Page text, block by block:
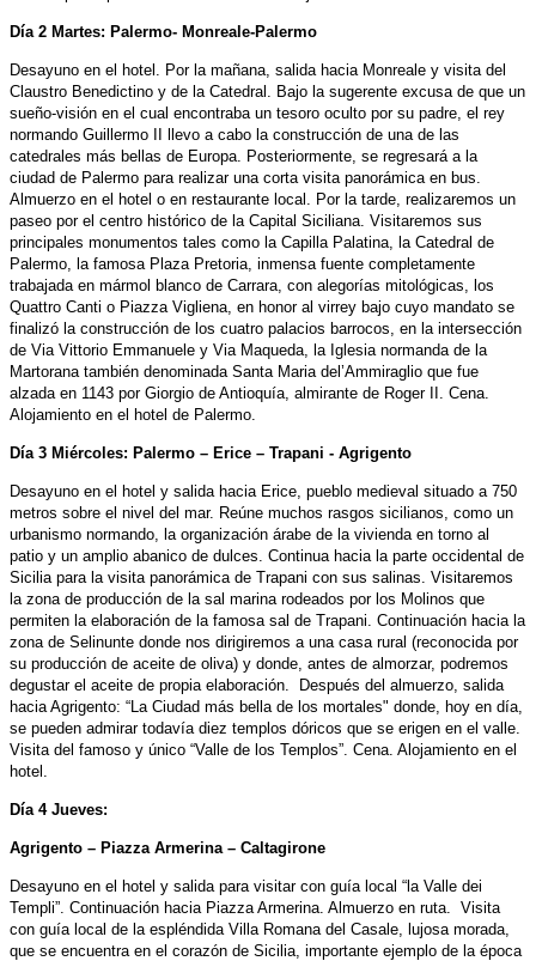
Día 2 Martes: Palermo- Monreale-Palermo
Desayuno en el hotel. Por la mañana, salida hacia Monreale y visita del
Claustro Benedictino y de la Catedral. Bajo la sugerente excusa de que un
sueño-visión en el cual encontraba un tesoro oculto por su padre, el rey
normando Guillermo II llevo a cabo la construcción de una de las
catedrales más bellas de Europa. Posteriormente, se regresará a la
ciudad de Palermo para realizar una corta visita panorámica en bus.
Almuerzo en el hotel o en restaurante local. Por la tarde, realizaremos un
paseo por el centro histórico de la Capital Siciliana. Visitaremos sus
principales monumentos tales como la Capilla Palatina, la Catedral de
Palermo, la famosa Plaza Pretoria, inmensa fuente completamente
trabajada en mármol blanco de Carrara, con alegorías mitológicas, los
Quattro Canti o Piazza Vigliena, en honor al virrey bajo cuyo mandato se
finalizó la construcción de los cuatro palacios barrocos, en la intersección
de Via Vittorio Emmanuele y Via Maqueda, la Iglesia normanda de la
Martorana también denominada Santa Maria del’Ammiraglio que fue
alzada en 1143 por Giorgio de Antioquía, almirante de Roger II. Cena.
Alojamiento en el hotel de Palermo.
Día 3 Miércoles: Palermo – Erice – Trapani - Agrigento
Desayuno en el hotel y salida hacia Erice, pueblo medieval situado a 750
metros sobre el nivel del mar. Reúne muchos rasgos sicilianos, como un
urbanismo normando, la organización árabe de la vivienda en torno al
patio y un amplio abanico de dulces. Continua hacia la parte occidental de
Sicilia para la visita panorámica de Trapani con sus salinas. Visitaremos
la zona de producción de la sal marina rodeados por los Molinos que
permiten la elaboración de la famosa sal de Trapani. Continuación hacia la
zona de Selinunte donde nos dirigiremos a una casa rural (reconocida por
su producción de aceite de oliva) y donde, antes de almorzar, podremos
degustar el aceite de propia elaboración. Después del almuerzo, salida
hacia Agrigento: “La Ciudad más bella de los mortales" donde, hoy en día,
se pueden admirar todavía diez templos dóricos que se erigen en el valle.
Visita del famoso y único “Valle de los Templos”. Cena. Alojamiento en el
hotel.
Día 4 Jueves:
Agrigento – Piazza Armerina – Caltagirone
Desayuno en el hotel y salida para visitar con guía local “la Valle dei
Templi”. Continuación hacia Piazza Armerina. Almuerzo en ruta. Visita
con guía local de la espléndida Villa Romana del Casale, lujosa morada,
que se encuentra en el corazón de Sicilia, importante ejemplo de la época